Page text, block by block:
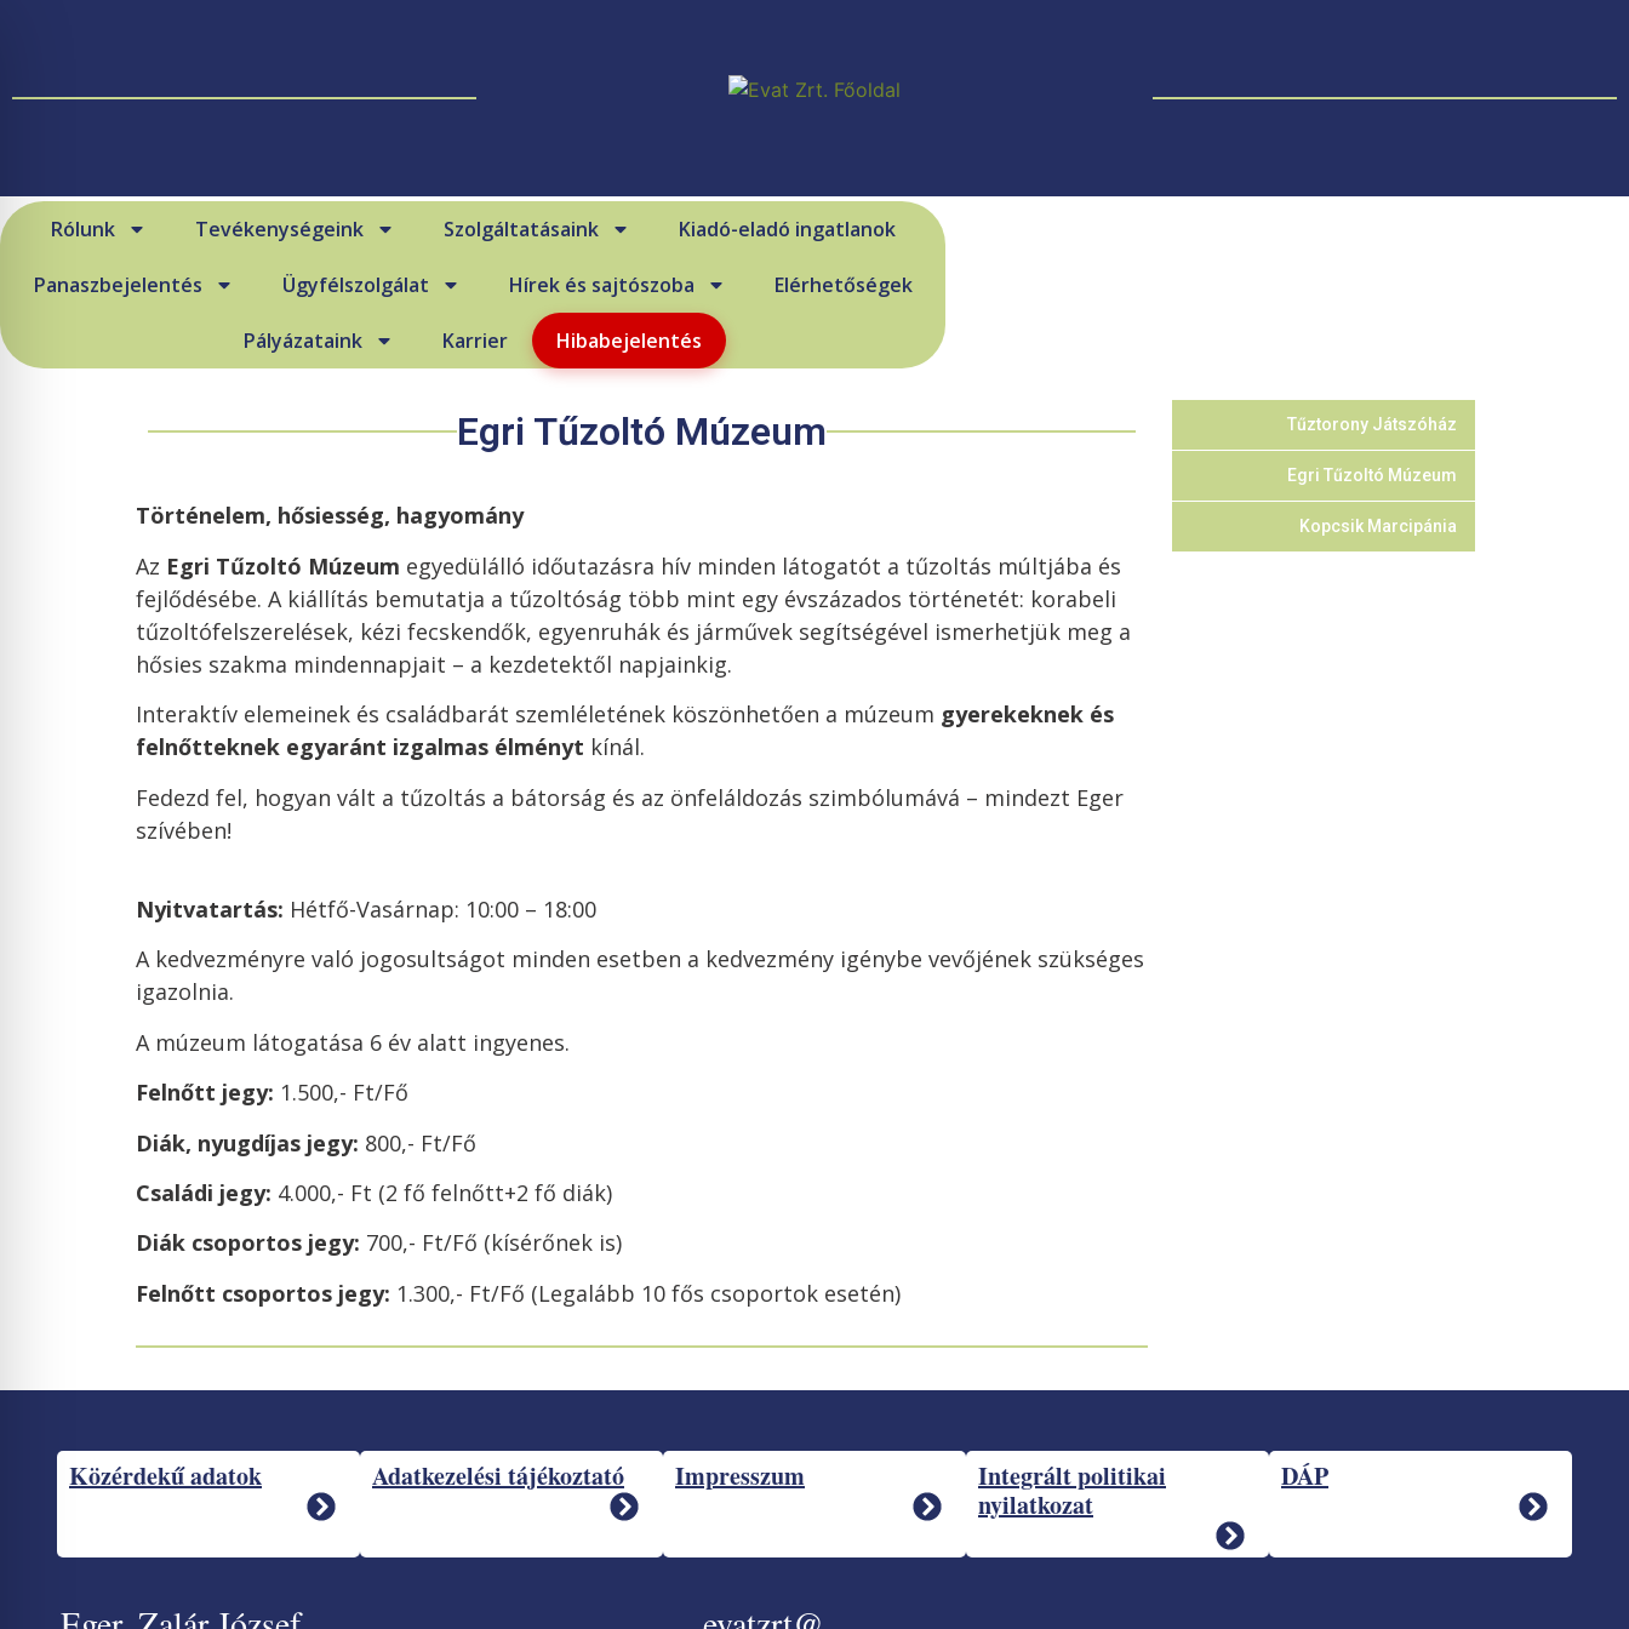
Rólunk Tevékenységeink Szolgáltatásaink Kiadó-eladó ingatlanok
Panaszbejelentés Ügyfélszolgálat Hírek és sajtószoba Elérhetőségek
Pályázataink Karrier Hibabejelentés
Egri Tűzoltó Múzeum
Történelem, hősiesség, hagyomány
Az Egri Tűzoltó Múzeum egyedülálló időutazásra hív minden látogatót a tűzoltás múltjába és
fejlődésébe. A kiállítás bemutatja a tűzoltóság több mint egy évszázados történetét: korabeli
tűzoltófelszerelések, kézi fecskendők, egyenruhák és járművek segítségével ismerhetjük meg a
hősies szakma mindennapjait – a kezdetektől napjainkig.
Interaktív elemeinek és családbarát szemléletének köszönhetően a múzeum gyerekeknek és
felnőtteknek egyaránt izgalmas élményt kínál.
Fedezd fel, hogyan vált a tűzoltás a bátorság és az önfeláldozás szimbólumává – mindezt Eger
szívében!
Nyitvatartás: Hétfő-Vasárnap: 10:00 – 18:00
A kedvezményre való jogosultságot minden esetben a kedvezmény igénybe vevőjének szükséges
igazolnia.
A múzeum látogatása 6 év alatt ingyenes.
Felnőtt jegy: 1.500,- Ft/Fő
Diák, nyugdíjas jegy: 800,- Ft/Fő
Családi jegy: 4.000,- Ft (2 fő felnőtt+2 fő diák)
Diák csoportos jegy: 700,- Ft/Fő (kísérőnek is)
Felnőtt csoportos jegy: 1.300,- Ft/Fő (Legalább 10 fős csoportok esetén)
Tűztorony Játszóház
Egri Tűzoltó Múzeum
Kopcsik Marcipánia
Közérdekű adatok Adatkezelési tájékoztató Impresszum
Integrált politikai
nyilatkozat
DÁP